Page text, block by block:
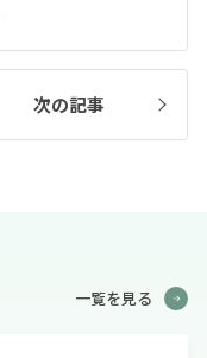
次の記事
一覧を見る